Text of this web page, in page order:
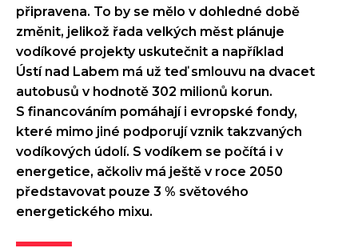
připravena. To by se mělo v dohledné době
změnit, jelikož řada velkých měst plánuje
vodíkové projekty uskutečnit a například
Ústí nad Labem má už teď smlouvu na dvacet
autobusů v hodnotě 302 milionů korun.
S financováním pomáhají i evropské fondy,
které mimo jiné podporují vznik takzvaných
vodíkových údolí. S vodíkem se počítá i v
energetice, ačkoliv má ještě v roce 2050
představovat pouze 3 % světového
energetického mixu.